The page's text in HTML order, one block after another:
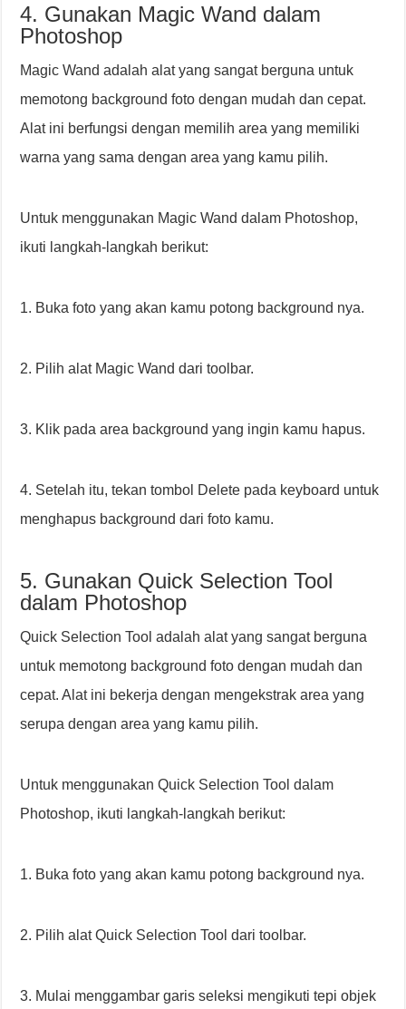
4. Gunakan Magic Wand dalam
Photoshop
Magic Wand adalah alat yang sangat berguna untuk
memotong background foto dengan mudah dan cepat.
Alat ini berfungsi dengan memilih area yang memiliki
warna yang sama dengan area yang kamu pilih.
Untuk menggunakan Magic Wand dalam Photoshop,
ikuti langkah-langkah berikut:
1. Buka foto yang akan kamu potong background nya.
2. Pilih alat Magic Wand dari toolbar.
3. Klik pada area background yang ingin kamu hapus.
4. Setelah itu, tekan tombol Delete pada keyboard untuk
menghapus background dari foto kamu.
5. Gunakan Quick Selection Tool
dalam Photoshop
Quick Selection Tool adalah alat yang sangat berguna
untuk memotong background foto dengan mudah dan
cepat. Alat ini bekerja dengan mengekstrak area yang
serupa dengan area yang kamu pilih.
Untuk menggunakan Quick Selection Tool dalam
Photoshop, ikuti langkah-langkah berikut:
1. Buka foto yang akan kamu potong background nya.
2. Pilih alat Quick Selection Tool dari toolbar.
3. Mulai menggambar garis seleksi mengikuti tepi objek